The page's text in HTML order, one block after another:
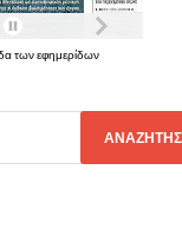
των εφημερίδων